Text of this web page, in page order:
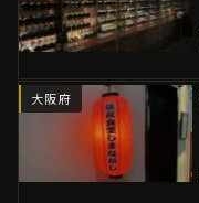
大阪府